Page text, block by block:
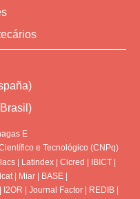
E
e Tecnológico (CNPq)
| Latindex | Cicred | IBICT |
| Miar | BASE |
| I2OR | Journal Factor | REDIB |